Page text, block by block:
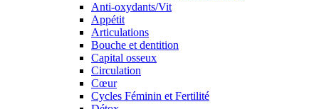
Anti-oxydants/Vit
Appétit
Articulations
Bouche et dentition
Capital osseux
Circulation
Cœur
Cycles Féminin et Fertilité